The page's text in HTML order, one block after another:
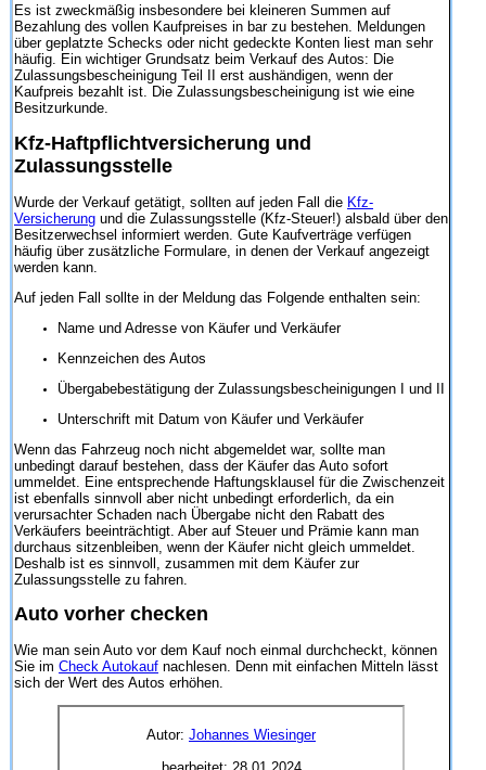
Es ist zweckmäßig insbesondere bei kleineren Summen auf
Bezahlung des vollen Kaufpreises in bar zu bestehen. Meldungen
über geplatzte Schecks oder nicht gedeckte Konten liest man sehr
häufig. Ein wichtiger Grundsatz beim Verkauf des Autos: Die
Zulassungsbescheinigung Teil II erst aushändigen, wenn der
Kaufpreis bezahlt ist. Die Zulassungsbescheinigung ist wie eine
Besitzurkunde.
Kfz-Haftpflichtversicherung und
Zulassungsstelle
Wurde der Verkauf getätigt, sollten auf jeden Fall die Kfz-
Versicherung und die Zulassungsstelle (Kfz-Steuer!) alsbald über den
Besitzerwechsel informiert werden. Gute Kaufverträge verfügen
häufig über zusätzliche Formulare, in denen der Verkauf angezeigt
werden kann.
Auf jeden Fall sollte in der Meldung das Folgende enthalten sein:
Name und Adresse von Käufer und Verkäufer
Kennzeichen des Autos
Übergabebestätigung der Zulassungsbescheinigungen I und II
Unterschrift mit Datum von Käufer und Verkäufer
Wenn das Fahrzeug noch nicht abgemeldet war, sollte man
unbedingt darauf bestehen, dass der Käufer das Auto sofort
ummeldet. Eine entsprechende Haftungsklausel für die Zwischenzeit
ist ebenfalls sinnvoll aber nicht unbedingt erforderlich, da ein
verursachter Schaden nach Übergabe nicht den Rabatt des
Verkäufers beeinträchtigt. Aber auf Steuer und Prämie kann man
durchaus sitzenbleiben, wenn der Käufer nicht gleich ummeldet.
Deshalb ist es sinnvoll, zusammen mit dem Käufer zur
Zulassungsstelle zu fahren.
Auto vorher checken
Wie man sein Auto vor dem Kauf noch einmal durchcheckt, können
Sie im Check Autokauf nachlesen. Denn mit einfachen Mitteln lässt
sich der Wert des Autos erhöhen.
Autor: Johannes Wiesinger